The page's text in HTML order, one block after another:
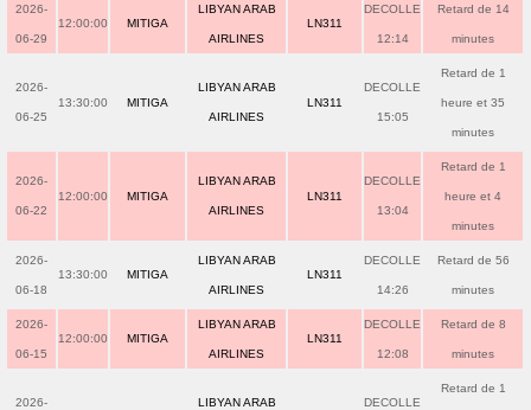
2026-
06-29
12:00:00 MITIGA
LIBYAN ARAB
AIRLINES
LN311
DECOLLE
12:14
Retard de 14
minutes
2026-
06-25
13:30:00 MITIGA
LIBYAN ARAB
AIRLINES
LN311
DECOLLE
15:05
Retard de 1
heure et 35
minutes
2026-
06-22
12:00:00 MITIGA
LIBYAN ARAB
AIRLINES
LN311
DECOLLE
13:04
Retard de 1
heure et 4
minutes
2026-
06-18
13:30:00 MITIGA
LIBYAN ARAB
AIRLINES
LN311
DECOLLE
14:26
Retard de 56
minutes
2026-
06-15
12:00:00 MITIGA
LIBYAN ARAB
AIRLINES
LN311
DECOLLE
12:08
Retard de 8
minutes
2026- LIBYAN ARAB DECOLLE
Retard de 1